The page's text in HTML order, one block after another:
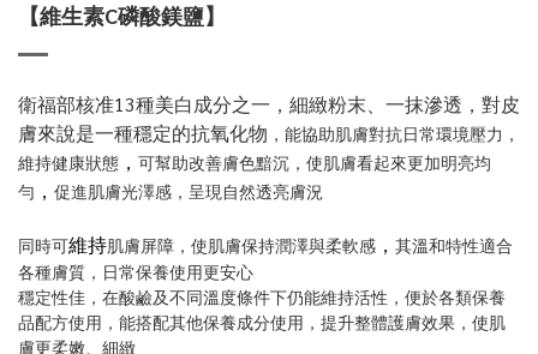
【維生素C磷酸鎂鹽】
衛福部核准13種美白成分之一，細緻粉末、一抹滲透，對皮
膚來說是一種穩定的抗氧化物 ，能協助肌膚對抗日常環境壓力，
維持健康狀態 ， 可幫助改善膚色黯沉，使肌膚看起來更加明亮均
勻 ， 促進肌膚光澤感，呈現自然透亮膚況
同時可維持肌膚屏障，使肌膚保持潤澤與柔軟感 ， 其溫和特性適合
各種膚質，日常保養使用更安心
穩定性佳，在酸鹼及不同溫度條件下仍能維持活性，便於各類保養
品配方使用，能搭配其他保養成分使用，提升整體護膚效果，使肌
膚更柔嫩、細緻